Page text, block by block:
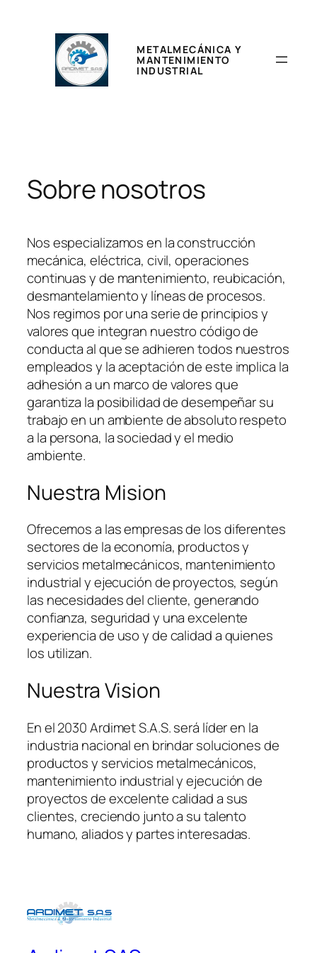
contenido
METALMECÁNICA Y
MANTENIMIENTO
INDUSTRIAL
Sobre nosotros
Nos especializamos en la construcción
mecánica, eléctrica, civil, operaciones
continuas y de mantenimiento, reubicación,
desmantelamiento y líneas de procesos.
Nos regimos por una serie de principios y
valores que integran nuestro código de
conducta al que se adhieren todos nuestros
empleados y la aceptación de este implica la
adhesión a un marco de valores que
garantiza la posibilidad de desempeñar su
trabajo en un ambiente de absoluto respeto
a la persona, la sociedad y el medio
ambiente.
Nuestra Mision
Ofrecemos a las empresas de los diferentes
sectores de la economía, productos y
servicios metalmecánicos, mantenimiento
industrial y ejecución de proyectos, según
las necesidades del cliente, generando
confianza, seguridad y una excelente
experiencia de uso y de calidad a quienes
los utilizan.
Nuestra Vision
En el 2030 Ardimet S.A.S. será líder en la
industria nacional en brindar soluciones de
productos y servicios metalmecánicos,
mantenimiento industrial y ejecución de
proyectos de excelente calidad a sus
clientes, creciendo junto a su talento
humano, aliados y partes interesadas.